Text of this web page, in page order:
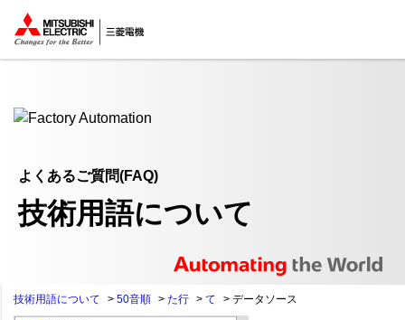
ここから本文
よくあるご質問(FAQ)
技術用語について
技術用語について > 50音順 > た行 > て > データソース